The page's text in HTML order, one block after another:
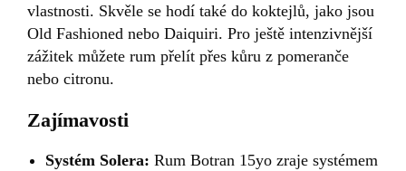
vlastnosti. Skvěle se hodí také do koktejlů, jako jsou
Old Fashioned nebo Daiquiri. Pro ještě intenzivnější
zážitek můžete rum přelít přes kůru z pomeranče
nebo citronu.
Zajímavosti
Systém Solera: Rum Botran 15yo zraje systémem